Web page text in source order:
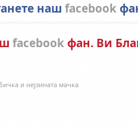
наш facebook
facebookфан. Ви
и нејзината мачка